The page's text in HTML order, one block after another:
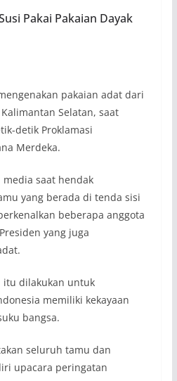
Pakai Pakaian Dayak
pakaian adat dari
Selatan, saat
detik Proklamasi
Merdeka.
saat hendak
yang berada di tenda sisi
beberapa anggota
yang juga
itu dilakukan untuk
memiliki kekayaan
bangsa.
seluruh tamu dan
upacara peringatan